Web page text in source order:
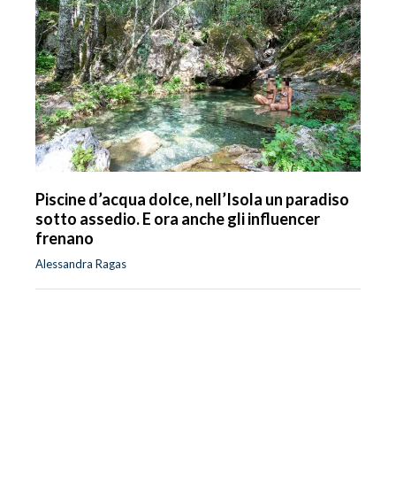
Piscine d’acqua dolce, nell’Isola un paradiso
sotto assedio. E ora anche gli influencer
frenano
Alessandra Ragas